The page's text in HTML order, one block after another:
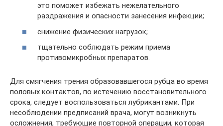
это поможет избежать нежелательного
раздражения и опасности занесения инфекции;
снижение физических нагрузок;
тщательно соблюдать режим приема
противомикробных препаратов.
Для смягчения трения образовавшегося рубца во время
половых контактов, по истечению восстановительного
срока, следует воспользоваться лубрикантами. При
несоблюдении предписаний врача, могут возникнуть
осложнения, требующие повторной операции, которая